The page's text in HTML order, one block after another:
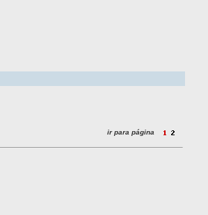
ir para página